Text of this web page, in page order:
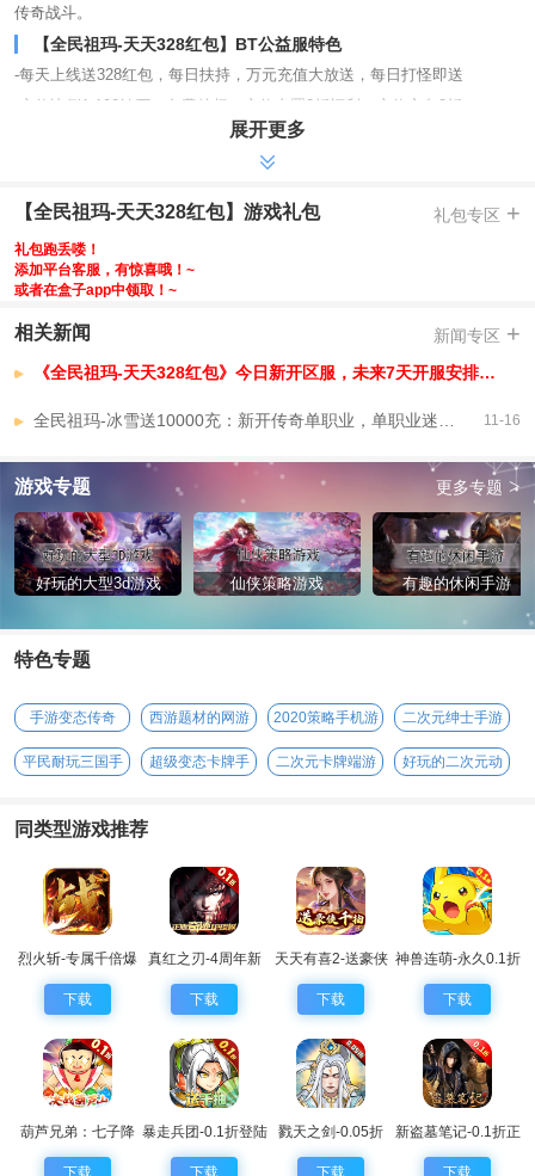
传奇战斗。
【全民祖玛-天天328红包】BT公益服特色
-每天上线送328红包，每日扶持，万元充值大放送，每日打怪即送
-充值比例1:100钻石，免费特权，充值内置3折福利，充值永久3折
-帝魂神魔，先天，天道帝器，特戒，神魔，帝灵
-玛法三部曲，玛法之章启世，传奇之路征伐，永夜序章归尘
-免费福利，在线，冲级，飞升，首杀，首爆，猎杀兑换等奖励
-全新版本，本服爆率全开，游戏内所有材料装备皆可打怪掉落
-等级奖励，角色达到等级领取大量稀有资源
-首爆首杀，BOSS首杀获取海量元宝福利
【全民祖玛-天天328红包】VIP介绍
展开更多
【全民祖玛-天天328红包】游戏礼包 礼包专区 +
礼包跑丢喽！
添加平台客服，有惊喜哦！~
或者在盒子app中领取！~
相关新闻 新闻专区 +
《全民祖玛-天天328红包》今日新开区服，未来7天开服安排，已开区服
11-16
游戏专题 更多专题 >
好玩的大型3d游戏 仙侠策略游戏 有趣的休闲手游
特色专题
手游变态传奇 西游题材的网游
2020策略手机游
二次元绅士手游
平民耐玩三国手
超级变态卡牌手
二次元卡牌端游
好玩的二次元动
同类型游戏推荐
烈火斩-专属千倍爆
下载
真红之刃-4周年新
版本0.1折
下载
天天有喜2-送豪侠
千抽
下载
神兽连萌-永久0.1折
下载
葫芦兄弟：七子降
妖-0.1永久折扣
下载
暴走兵团-0.1折登陆
送千抽
下载
戮天之剑-0.05折
下载
新盗墓笔记-0.1折正
版IP授权
下载